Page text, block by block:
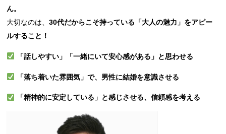
ん。
大切なのは、30代だからこそ持っている「大人の魅力」をアピー
ルすること！
「話しやすい」「一緒にいて安心感がある」と思わせる
「落ち着いた雰囲気」で、男性に結婚を意識させる
「精神的に安定している」と感じさせる、信頼感を考える